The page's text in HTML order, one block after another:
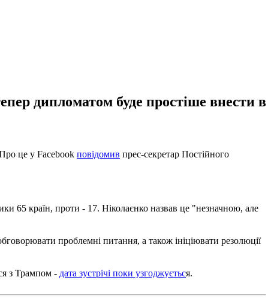
дипломатом буде простіше внести в
це у Facebook повідомив прес-секретар Постійного
65 країн, проти - 17. Ніколаєнко назвав це "незначною, але
проблемні питання, а також ініціювати резолюції
з Трампом - дата зустрічі поки узгоджується.